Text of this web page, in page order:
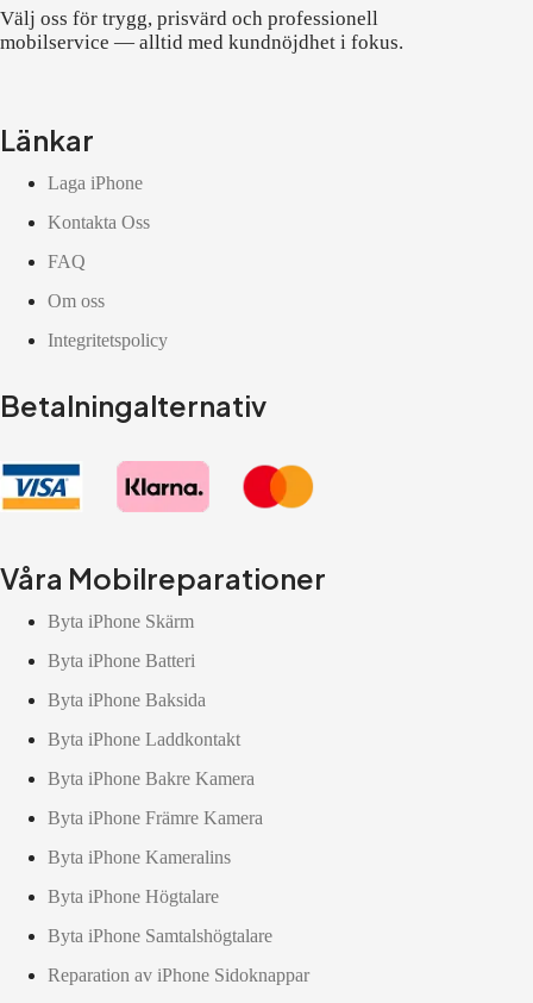
Välj oss för trygg, prisvärd och professionell
mobilservice — alltid med kundnöjdhet i fokus.
Länkar
Laga iPhone
Kontakta Oss
FAQ
Om oss
Integritetspolicy
Betalningalternativ
Våra Mobilreparationer
Byta iPhone Skärm
Byta iPhone Batteri
Byta iPhone Baksida
Byta iPhone Laddkontakt
Byta iPhone Bakre Kamera
Byta iPhone Främre Kamera
Byta iPhone Kameralins
Byta iPhone Högtalare
Byta iPhone Samtalshögtalare
Reparation av iPhone Sidoknappar